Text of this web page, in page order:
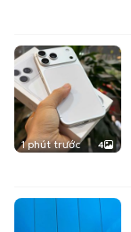
1 phút trước 4